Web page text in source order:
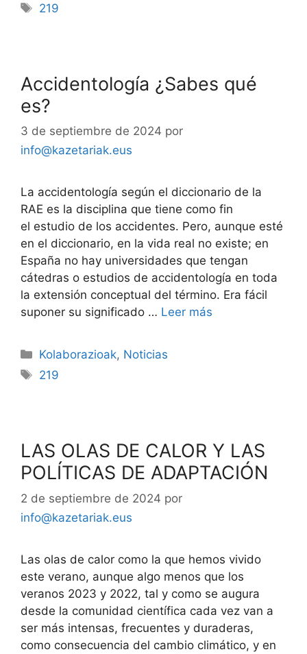
219
Accidentología ¿Sabes qué
es?
3 de septiembre de 2024 por
info@kazetariak.eus
La accidentología según el diccionario de la
RAE es la disciplina que tiene como fin
el estudio de los accidentes. Pero, aunque esté
en el diccionario, en la vida real no existe; en
España no hay universidades que tengan
cátedras o estudios de accidentología en toda
la extensión conceptual del término. Era fácil
suponer su significado … Leer más
Kolaborazioak, Noticias
219
LAS OLAS DE CALOR Y LAS
POLÍTICAS DE ADAPTACIÓN
2 de septiembre de 2024 por
info@kazetariak.eus
Las olas de calor como la que hemos vivido
este verano, aunque algo menos que los
veranos 2023 y 2022, tal y como se augura
desde la comunidad científica cada vez van a
ser más intensas, frecuentes y duraderas,
como consecuencia del cambio climático, y en